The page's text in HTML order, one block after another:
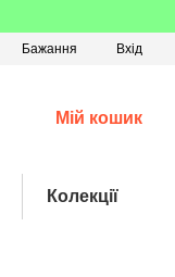
Бажання Вхід
Мій кошик
Колекції